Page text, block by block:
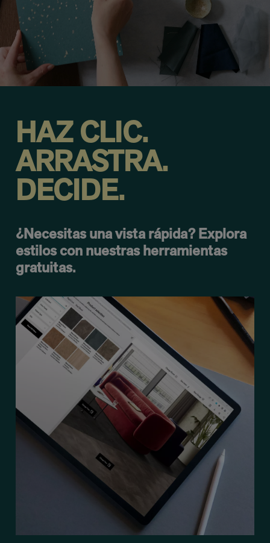
HAZ CLIC.
ARRASTRA.
DECIDE.
¿Necesitas una vista rápida? Explora
estilos con nuestras herramientas
gratuitas.